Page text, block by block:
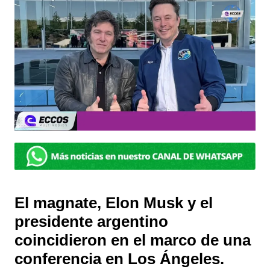
El magnate, Elon Musk y el
presidente argentino
coincidieron en el marco de una
conferencia en Los Ángeles.